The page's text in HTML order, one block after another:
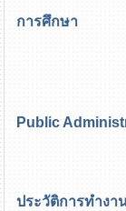
การศึกษา
มหาวิทย
ปริญญาโ
Public
มหาวิท
ประวัติการทำงา